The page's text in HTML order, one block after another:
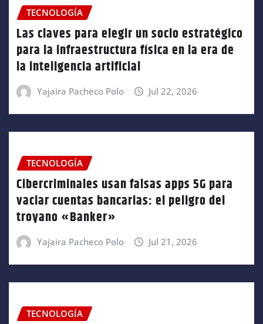
TECNOLOGÍA
Las claves para elegir un socio estratégico
para la infraestructura física en la era de
la inteligencia artificial
Yajaira Pacheco Polo Jul 22, 2026
TECNOLOGÍA
Cibercriminales usan falsas apps 5G para
vaciar cuentas bancarias: el peligro del
troyano «Banker»
Yajaira Pacheco Polo Jul 21, 2026
TECNOLOGÍA